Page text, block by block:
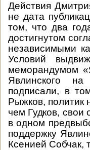
Действия
не дата
том, что два
достигнутом
независимыми
Условий
меморандумом
Явлинского
подписали, в
Рыжков, политик
чем Гудков, свои
в одном
поддержку
Ксенией Собчак,